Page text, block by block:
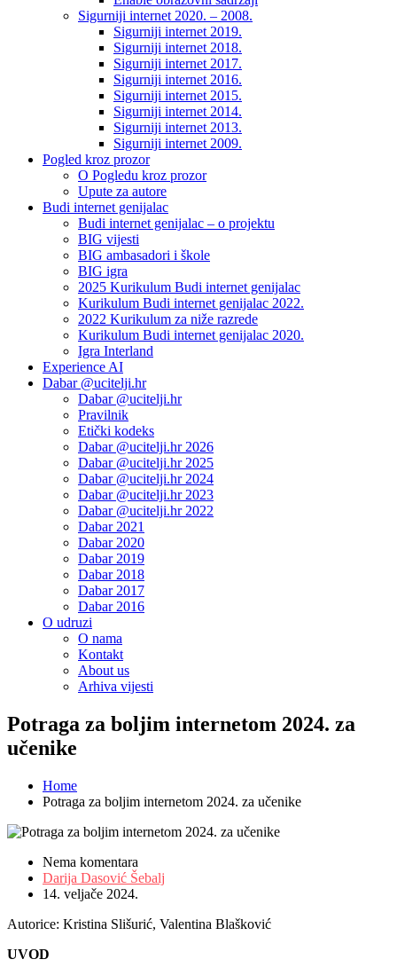
Sigurniji internet 2020. – 2008.
Sigurniji internet 2019.
Sigurniji internet 2018.
Sigurniji internet 2017.
Sigurniji internet 2016.
Sigurniji internet 2015.
Sigurniji internet 2014.
Sigurniji internet 2013.
Sigurniji internet 2009.
Pogled kroz prozor
O Pogledu kroz prozor
Upute za autore
Budi internet genijalac
Budi internet genijalac – o projektu
BIG vijesti
BIG ambasadori i škole
BIG igra
2025 Kurikulum Budi internet genijalac
Kurikulum Budi internet genijalac 2022.
2022 Kurikulum za niže razrede
Kurikulum Budi internet genijalac 2020.
Igra Interland
Experience AI
Dabar @ucitelji.hr
Dabar @ucitelji.hr
Pravilnik
Etički kodeks
Dabar @ucitelji.hr 2026
Dabar @ucitelji.hr 2025
Dabar @ucitelji.hr 2024
Dabar @ucitelji.hr 2023
Dabar @ucitelji.hr 2022
Dabar 2021
Dabar 2020
Dabar 2019
Dabar 2018
Dabar 2017
Dabar 2016
O udruzi
O nama
Kontakt
About us
Arhiva vijesti
Potraga za boljim internetom 2024. za
učenike
Home
Potraga za boljim internetom 2024. za učenike
Nema komentara
Darija Dasović Šebalj
14. veljače 2024.
Autorice: Kristina Slišurić, Valentina Blašković
UVOD